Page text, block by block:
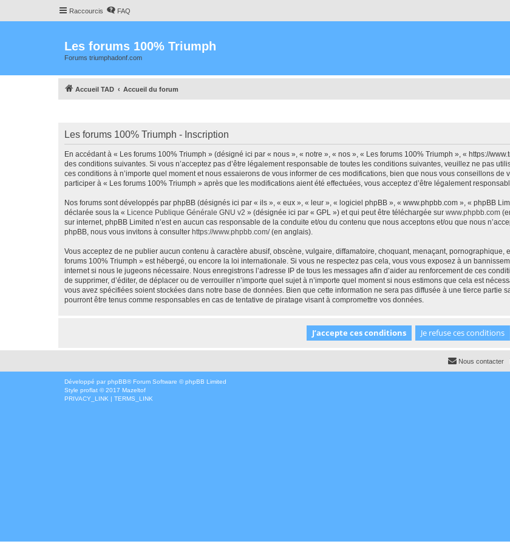
Raccourcis FAQ
Les forums 100% Triumph
Forums triumphadonf.com
Accueil TAD Accueil du forum
Les forums 100% Triumph - Inscription
En accédant à « Les forums 100% Triumph » (désigné ici par « nous », « notre », « nos », « Les forums 100% Triumph », « https://
des conditions suivantes. Si vous n’acceptez pas d’être légalement responsable de toutes les conditions suivantes, veuillez ne pas
ces conditions à n’importe quel moment et nous essaierons de vous informer de ces modifications, bien que nous vous conseillons
participer à « Les forums 100% Triumph » après que les modifications aient été effectuées, vous acceptez d’être légalement
Nos forums sont développés par phpBB (désignés ici par « ils », « eux », « leur », « logiciel phpBB », « www.phpbb.com », « phpBB
déclarée sous la « Licence Publique Générale GNU v2 » (désignée ici par « GPL ») et qui peut être téléchargée sur www.phpbb.com
sur internet, phpBB Limited n’est en aucun cas responsable de la conduite et/ou du contenu que nous acceptons et/ou que nous
phpBB, nous vous invitons à consulter https://www.phpbb.com/(en anglais).
Vous acceptez de ne publier aucun contenu à caractère abusif, obscène, vulgaire, diffamatoire, choquant, menaçant,
forums 100% Triumph » est hébergé, ou encore la loi internationale. Si vous ne respectez pas cela, vous vous exposez à un
internet si nous le jugeons nécessaire. Nous enregistrons l’adresse IP de tous les messages afin d’aider au renforcement de ces
de supprimer, d’éditer, de déplacer ou de verrouiller n’importe quel sujet à n’importe quel moment si nous estimons que cela est
vous avez spécifiées soient stockées dans notre base de données. Bien que cette information ne sera pas diffusée à une tierce partie
pourront être tenus comme responsables en cas de tentative de piratage visant à compromettre vos données.
Nous contacter
Développé par phpBB® Forum Software © phpBB Limited
Style proflat © 2017 Mazeltof
PRIVACY_LINK | TERMS_LINK